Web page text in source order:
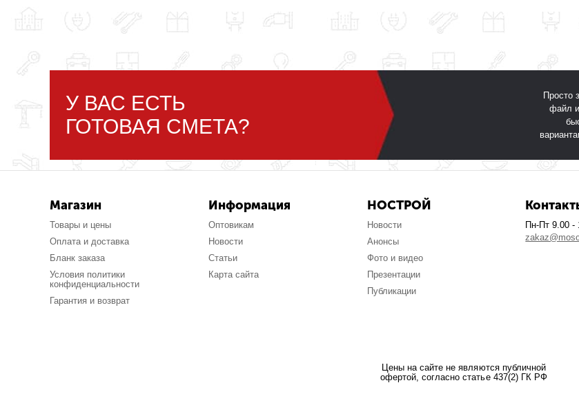
У ВАС ЕСТЬ
ГОТОВАЯ СМЕТА?
Просто
файл
Магазин
Товары и цены
Оплата и доставка
Бланк заказа
Условия политики
конфиденциальности
Гарантия и возврат
Информация
Оптовикам
Новости
Статьи
Карта сайта
НОСТРОЙ
Новости
Анонсы
Фото и видео
Презентации
Публикации
Пн-Пт 9.00 -
Цены на сайте не являются публичной
офертой, согласно статье 437(2) ГК РФ